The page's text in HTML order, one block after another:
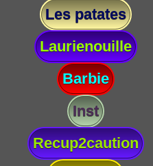
Les patates
Laurienouille
Barbie
Inst
Recup2caution